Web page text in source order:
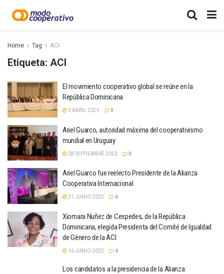
Home Tag ACI
Etiqueta: ACI
El movimiento cooperativo global se reúne en la
República Dominicana
3 ABRIL 2025 0
Ariel Guarco, autoridad máxima del cooperativismo
mundial en Uruguay
28 SEPTIEMBRE 2023 0
Ariel Guarco fue reelecto Presidente de la Alianza
Cooperativa Internacional
21 JUNIO 2022 6
Xiomara Nuñez de Cespedes, de la República
Dominicana, elegida Presidenta del Comité de Igualdad
de Género de la ACI
16 JUNIO 2022 4
Los candidatos a la presidencia de la Alianza